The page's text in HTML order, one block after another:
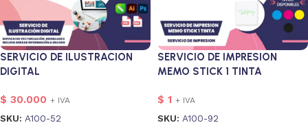
SERVICIO DE ILUSTRACION
DIGITAL
$ 30.000 + IVA
SKU: A100-52
SERVICIO DE IMPRESION
MEMO STICK 1 TINTA
$ 1 + IVA
SKU: A100-92